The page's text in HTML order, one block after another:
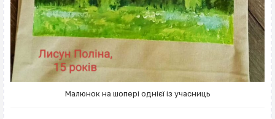
Малюнок на шопері однієї із учасниць